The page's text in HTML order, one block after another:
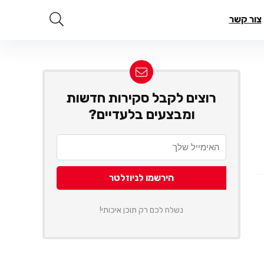
צור קשר
רוצים לקבל סקירות חדשות
ומבצעים בלעדיים?
נשלח לכם רק תוכן איכותי!